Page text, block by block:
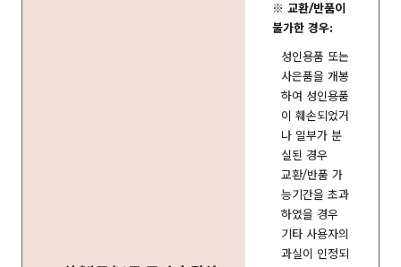
※ 교환/반품이
불가한 경우:
성인용품 또는
사은품을 개봉
하여 성인용품
이 훼손되었거
나 일부가 분
실된 경우
교환/반품 가
능기간을 초과
하였을 경우
기타 사용자의
과실이 인정되